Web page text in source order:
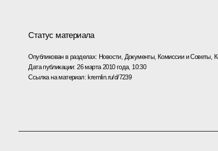
Статус материала
Опубликован в разделах: Новости, Документы, Комиссии и Советы,
Дата публикации: 26 марта 2010 года, 10:30
Ссылка на материал:kremlin.ru/d/7239